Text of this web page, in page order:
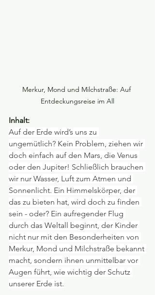
Merkur, Mond und Milchstraße: Auf
Entdeckungsreise im All
Inhalt:
Auf der Erde wird’s uns zu
ungemütlich? Kein Problem, ziehen wir
doch einfach auf den Mars, die Venus
oder den Jupiter! Schließlich brauchen
wir nur Wasser, Luft zum Atmen und
Sonnenlicht. Ein Himmelskörper, der
das zu bieten hat, wird doch zu finden
sein - oder? Ein aufregender Flug
durch das Weltall beginnt, der Kinder
nicht nur mit den Besonderheiten von
Merkur, Mond und Milchstraße bekannt
macht, sondern ihnen unmittelbar vor
Augen führt, wie wichtig der Schutz
unserer Erde ist.